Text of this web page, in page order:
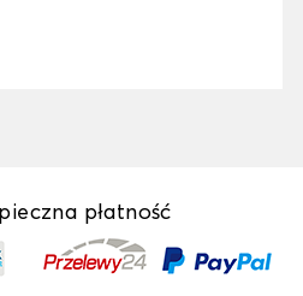
płatność